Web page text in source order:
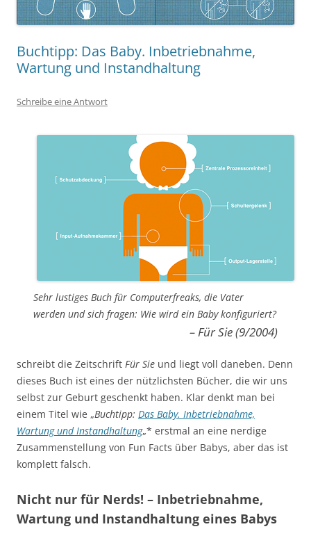
Buchtipp: Das Baby. Inbetriebnahme,
Wartung und Instandhaltung
Schreibe eine Antwort
Sehr lustiges Buch für Computerfreaks, die Vater
werden und sich fragen: Wie wird ein Baby konfiguriert?
– Für Sie (9/2004)
schreibt die Zeitschrift Für Sie und liegt voll daneben. Denn
dieses Buch ist eines der nützlichsten Bücher, die wir uns
selbst zur Geburt geschenkt haben. Klar denkt man bei
einem Titel wie „Buchtipp: Das Baby. Inbetriebnahme,
Wartung und Instandhaltung„* erstmal an eine nerdige
Zusammenstellung von Fun Facts über Babys, aber das ist
komplett falsch.
Nicht nur für Nerds! – Inbetriebnahme,
Wartung und Instandhaltung eines Babys